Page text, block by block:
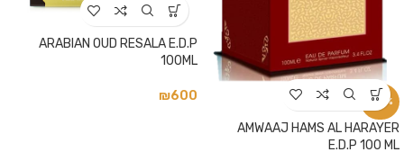
-34%
AMWAAJ HAMS AL HARAYER
E.D.P 100 ML
ARABIAN OUD RESALA E.D.P
100ML
₪600